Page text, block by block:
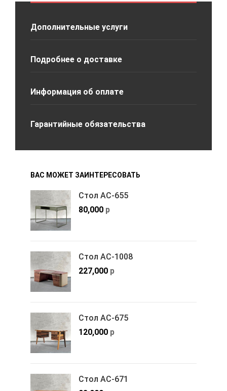
Дополнительные услуги
Подробнее о доставке
Информация об оплате
Гарантийные обязательства
ВАС МОЖЕТ ЗАИНТЕРЕСОВАТЬ
Стол АС-655
80,000 р
Стол АС-1008
227,000 р
Стол АС-675
120,000 р
Стол АС-671